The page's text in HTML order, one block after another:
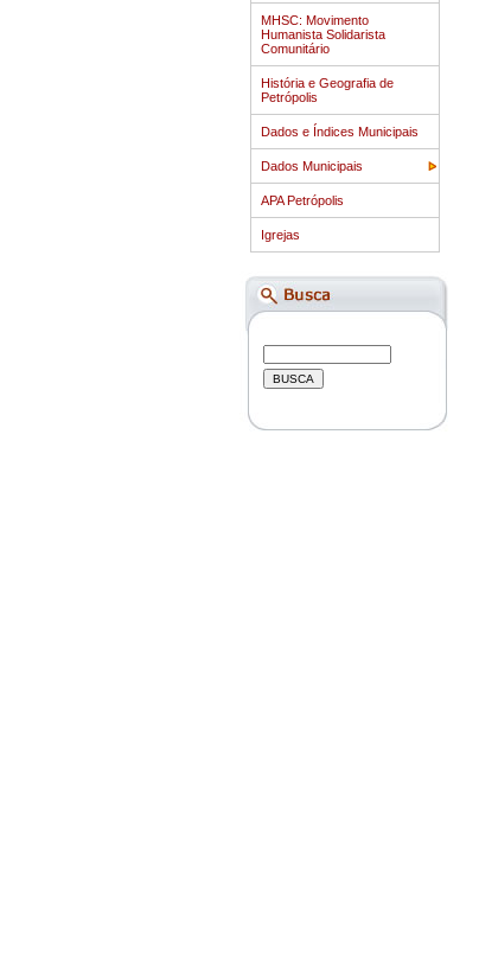
MHSC: Movimento
Humanista Solidarista
Comunitário
História e Geografia de
Petrópolis
Dados e Índices Municipais
Dados Municipais
APA Petrópolis
Igrejas